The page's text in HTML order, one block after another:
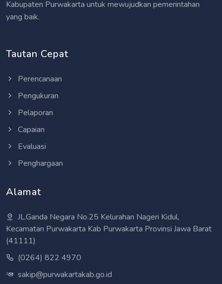
Kabupaten Purwakarta untuk mewujudkan pemerintahan
yang baik.
Tautan Cepat
Perencanaan
Pengukuran
Pelaporan
Capaian
Evaluasi
Penghargaan
Alamat
JL.Ganda Negara No.25 Kelurahan Nageri Kidul,
Kecamatan Purwakarta Kab Purwakarta Provinsi Jawa Barat
(41111)
(0264) 822 4970
sakip@purwakartakab.go.id